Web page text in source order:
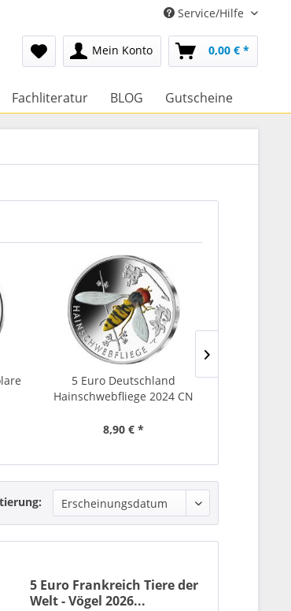
Service/Hilfe
Mein Konto 0,00 € *
Fachliteratur BLOG Gutscheine
5 Euro Deutschland
Hainschwebfliege 2024 CN
8,90 € *
5 Euro Frankreich Tiere der
Welt - Vögel 2026...